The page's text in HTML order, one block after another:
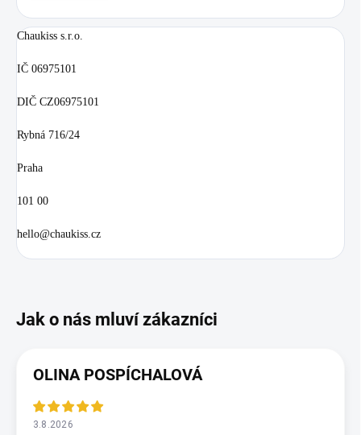
Chaukiss s.r.o.
IČ 06975101
DIČ CZ06975101
Rybná 716/24
Praha
101 00
hello@chaukiss.cz
OLINA POSPÍCHALOVÁ
3.8.2026